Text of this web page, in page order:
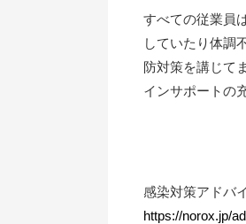
すべての従業員
していたり体調
防対策を講じて
インサポートの
感染対策アドバ
https://norox.jp/